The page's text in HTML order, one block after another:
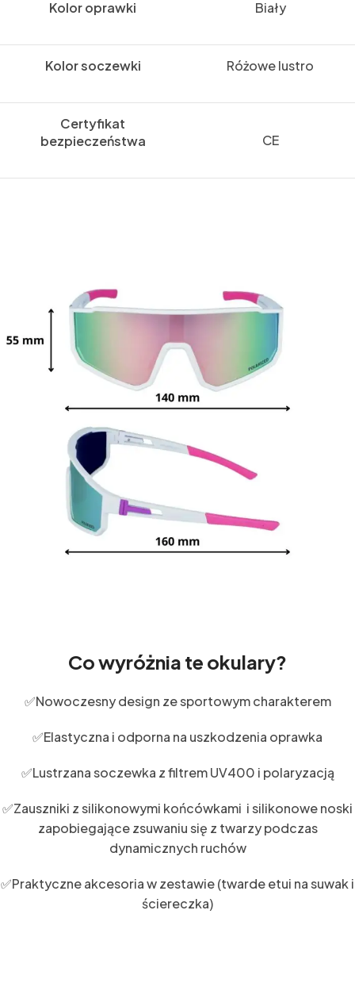
Kolor oprawki Biały
Kolor soczewki Różowe lustro
Certyfikat
bezpieczeństwa
CE
Co wyróżnia te okulary?
✅Nowoczesny design ze sportowym charakterem
✅Elastyczna i odporna na uszkodzenia oprawka
✅Lustrzana soczewka z filtrem UV400 i polaryzacją
✅Zauszniki z silikonowymi końcówkami i silikonowe noski
zapobiegające zsuwaniu się z twarzy podczas
dynamicznych ruchów
✅Praktyczne akcesoria w zestawie (twarde etui na suwak i
ściereczka)